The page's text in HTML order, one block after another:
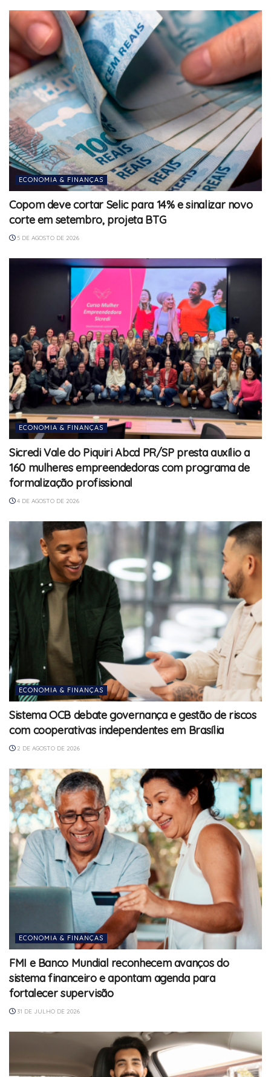
ECONOMIA & FINANÇAS
Copom deve cortar Selic para 14% e sinalizar novo
corte em setembro, projeta BTG
5 DE AGOSTO DE 2026
ECONOMIA & FINANÇAS
Sicredi Vale do Piquiri Abcd PR/SP presta auxílio a
160 mulheres empreendedoras com programa de
formalização profissional
4 DE AGOSTO DE 2026
ECONOMIA & FINANÇAS
Sistema OCB debate governança e gestão de riscos
com cooperativas independentes em Brasília
2 DE AGOSTO DE 2026
ECONOMIA & FINANÇAS
FMI e Banco Mundial reconhecem avanços do
sistema financeiro e apontam agenda para
fortalecer supervisão
31 DE JULHO DE 2026